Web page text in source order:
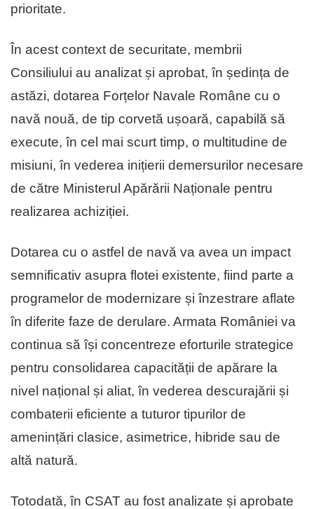
prioritate.
În acest context de securitate, membrii
Consiliului au analizat și aprobat, în ședința de
astăzi, dotarea Forțelor Navale Române cu o
navă nouă, de tip corvetă ușoară, capabilă să
execute, în cel mai scurt timp, o multitudine de
misiuni, în vederea inițierii demersurilor necesare
de către Ministerul Apărării Naționale pentru
realizarea achiziției.
Dotarea cu o astfel de navă va avea un impact
semnificativ asupra flotei existente, fiind parte a
programelor de modernizare și înzestrare aflate
în diferite faze de derulare. Armata României va
continua să își concentreze eforturile strategice
pentru consolidarea capacității de apărare la
nivel național și aliat, în vederea descurajării și
combaterii eficiente a tuturor tipurilor de
amenințări clasice, asimetrice, hibride sau de
altă natură.
Totodată, în CSAT au fost analizate și aprobate